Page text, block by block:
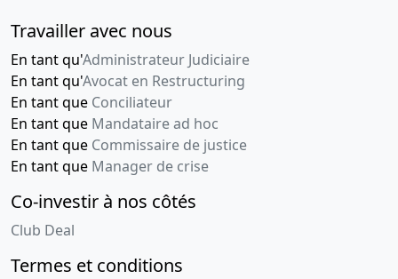
Travailler avec nous
En tant qu'Administrateur Judiciaire
En tant qu'Avocat en Restructuring
En tant que Conciliateur
En tant que Mandataire ad hoc
En tant que Commissaire de justice
En tant que Manager de crise
Co-investir à nos côtés
Club Deal
Termes et conditions